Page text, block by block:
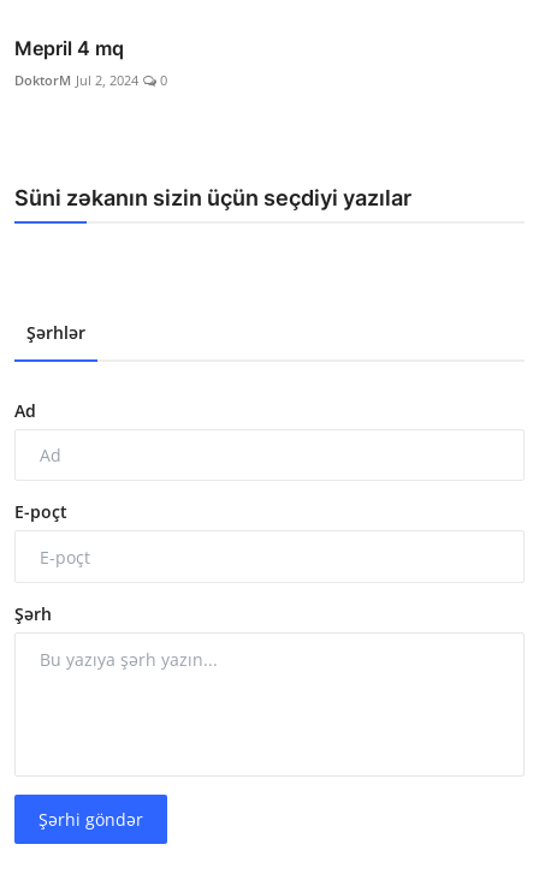
Mepril 4 mq
DoktorM Jul 2, 2024 0
Süni zəkanın sizin üçün seçdiyi yazılar
Şərhlər
Ad
E-poçt
Şərh
Şərhi göndər